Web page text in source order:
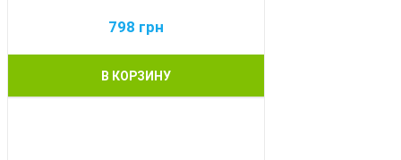
798 грн
В КОРЗИНУ